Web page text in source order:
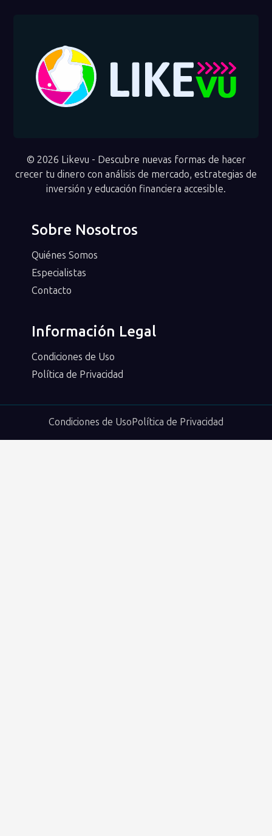
© 2026 Likevu - Descubre nuevas formas de hacer
crecer tu dinero con análisis de mercado, estrategias de
inversión y educación financiera accesible.
Sobre Nosotros
Quiénes Somos
Especialistas
Contacto
Información Legal
Condiciones de Uso
Política de Privacidad
Condiciones de UsoPolítica de Privacidad